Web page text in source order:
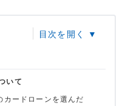
いて
カードローンを選んだ